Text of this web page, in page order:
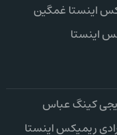
اینستا غمگین
اینستا
کینگ عباس
ریمیکس اینستا